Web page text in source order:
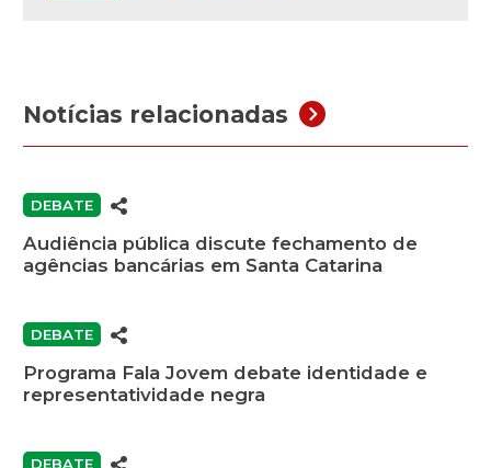
Notícias relacionadas
DEBATE
Audiência pública discute fechamento de
agências bancárias em Santa Catarina
DEBATE
Programa Fala Jovem debate identidade e
representatividade negra
DEBATE